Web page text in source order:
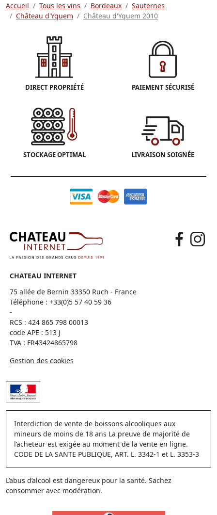
Accueil Tous les vins Bordeaux
Sauternes
Château d'Yquem
Château d'Yquem 2010
DIRECT PROPRIÉTÉ PAIEMENT SÉCURISÉ
STOCKAGE OPTIMAL LIVRAISON SOIGNÉE
CHATEAU INTERNET
75 allée de Bernin 33350 Ruch - France
Téléphone : +33(0)5 57 40 59 36
-
RCS : 424 865 798 00013
code APE : 513 J
TVA : FR43424865798
Gestion des cookies
Interdiction de vente de boissons alcooliques aux
mineurs de moins de 18 ans La preuve de majorité de
l’acheteur est exigée au moment de la vente en ligne.
CODE DE LA SANTE PUBLIQUE, ART. L. 3342-1 et L. 3353-3
L’abus d’alcool est dangereux pour la santé. Sachez
consommer avec modération.